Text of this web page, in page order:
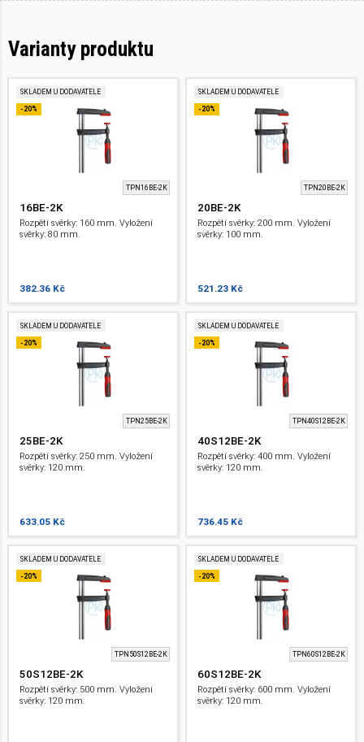
Varianty produktu
SKLADEM U DODAVATELE
-20%
TPN16BE-2K
16BE-2K
Rozpětí svěrky: 160 mm. Vyložení
svěrky: 80 mm.
382.36 Kč
SKLADEM U DODAVATELE
-20%
TPN20BE-2K
20BE-2K
Rozpětí svěrky: 200 mm. Vyložení
svěrky: 100 mm.
521.23 Kč
SKLADEM U DODAVATELE
-20%
TPN25BE-2K
25BE-2K
Rozpětí svěrky: 250 mm. Vyložení
svěrky: 120 mm.
633.05 Kč
SKLADEM U DODAVATELE
-20%
TPN40S12BE-2K
40S12BE-2K
Rozpětí svěrky: 400 mm. Vyložení
svěrky: 120 mm.
736.45 Kč
SKLADEM U DODAVATELE
-20%
TPN50S12BE-2K
50S12BE-2K
Rozpětí svěrky: 500 mm. Vyložení
svěrky: 120 mm.
SKLADEM U DODAVATELE
-20%
TPN60S12BE-2K
60S12BE-2K
Rozpětí svěrky: 600 mm. Vyložení
svěrky: 120 mm.